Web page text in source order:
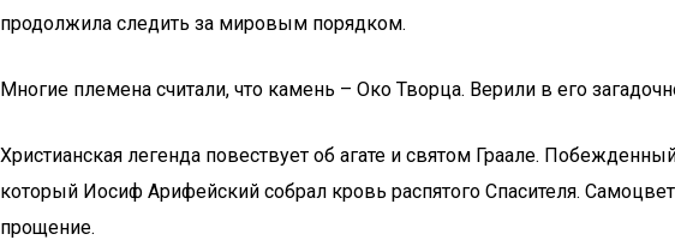
продолжила следить за мировым порядком.
Многие племена считали, что камень – Око Творца. Верили в его
Христианская легенда повествует об агате и святом Граале.
который Иосиф Арифейский собрал кровь распятого Спасителя.
прощение.